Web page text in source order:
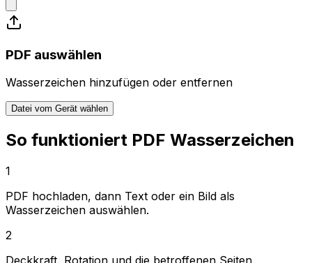
PDF auswählen
Wasserzeichen hinzufügen oder entfernen
Datei vom Gerät wählen
So funktioniert PDF Wasserzeichen
1
PDF hochladen, dann Text oder ein Bild als
Wasserzeichen auswählen.
2